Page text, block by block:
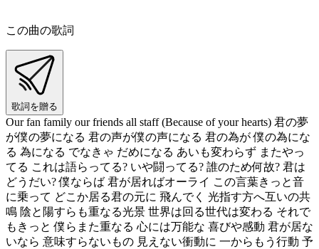
この曲の歌詞
歌詞を贈る
Our fan family our friends all staff (Because of your hearts) 君の夢
が僕の夢になる 君の声が僕の声になる 君の為が 僕の為にな
る 為になる でなきゃ だめになる あいも変わらず またやっ
てる これは語らってる? いや闘ってる? 誰のため何故? 君は
どうだい? 僕ならば 君が居ればオーライ この言葉きっと音
に乗って どこか居る君の元に 飛んでく 光指す方へ互いの共
鳴 陰と陽すらも重なる光景 世界は回る世代は変わる それで
もきっと 僕らまた重なる 心には万能な 喜びや感動 君が居な
いなら 意味すらないもの 見えない衝動に 一からもう行動 予